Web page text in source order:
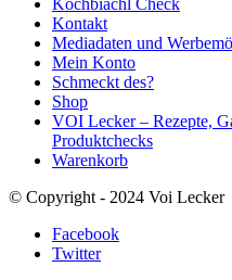
Kochbiachl Check
Kontakt
Mediadaten und
Mein Konto
Schmeckt des?
Shop
VOI Lecker – Rezepte,
Produktchecks
Warenkorb
© Copyright - 2024 Voi Lecker
Facebook
Twitter